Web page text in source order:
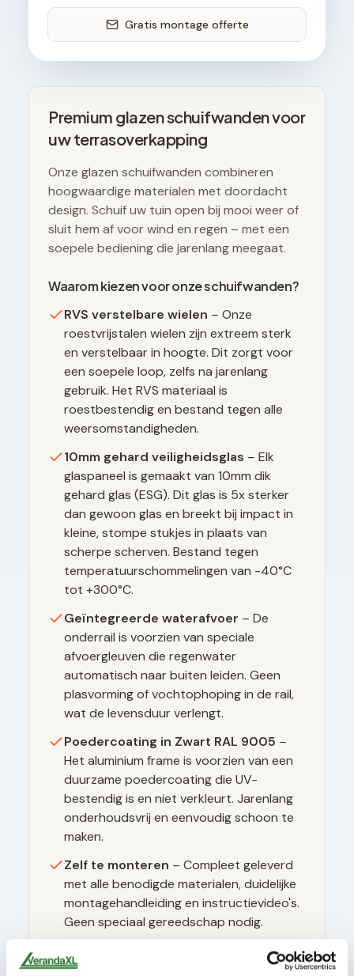
Gratis montage offerte
Premium glazen schuifwanden voor
uw terrasoverkapping
Onze glazen schuifwanden combineren
hoogwaardige materialen met doordacht
design. Schuif uw tuin open bij mooi weer of
sluit hem af voor wind en regen – met een
soepele bediening die jarenlang meegaat.
Waarom kiezen voor onze schuifwanden?
RVS verstelbare wielen – Onze
roestvrijstalen wielen zijn extreem sterk
en verstelbaar in hoogte. Dit zorgt voor
een soepele loop, zelfs na jarenlang
gebruik. Het RVS materiaal is
roestbestendig en bestand tegen alle
weersomstandigheden.
10mm gehard veiligheidsglas – Elk
glaspaneel is gemaakt van 10mm dik
gehard glas (ESG). Dit glas is 5x sterker
dan gewoon glas en breekt bij impact in
kleine, stompe stukjes in plaats van
scherpe scherven. Bestand tegen
temperatuurschommelingen van -40°C
tot +300°C.
Geïntegreerde waterafvoer – De
onderrail is voorzien van speciale
afvoergleuven die regenwater
automatisch naar buiten leiden. Geen
plasvorming of vochtophoping in de rail,
wat de levensduur verlengt.
Poedercoating in Zwart RAL 9005 –
Het aluminium frame is voorzien van een
duurzame poedercoating die UV-
bestendig is en niet verkleurt. Jarenlang
onderhoudsvrij en eenvoudig schoon te
maken.
Zelf te monteren – Compleet geleverd
met alle benodigde materialen, duidelijke
montagehandleiding en instructievideo's.
Geen speciaal gereedschap nodig.